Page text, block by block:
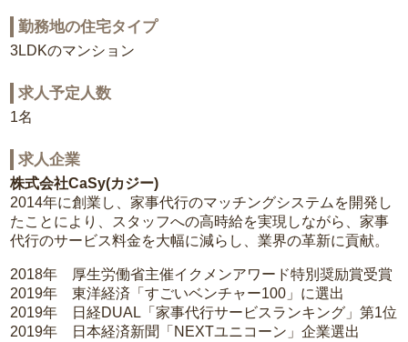
勤務地の住宅タイプ
3LDKのマンション
求人予定人数
1名
求人企業
株式会社CaSy(カジー)
2014年に創業し、家事代行のマッチングシステムを開発し
たことにより、スタッフへの高時給を実現しながら、家事
代行のサービス料金を大幅に減らし、業界の革新に貢献。
2018年 厚生労働省主催イクメンアワード特別奨励賞受賞
2019年 東洋経済「すごいベンチャー100」に選出
2019年 日経DUAL「家事代行サービスランキング」第1位
2019年 日本経済新聞「NEXTユニコーン」企業選出